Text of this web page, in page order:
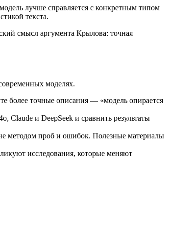
лучше справляется с конкретным типом
текста.
смысл аргумента Крылова: точная
моделях.
более точные описания — «модель опирается
Claude и DeepSeek и сравнить результаты —
методом проб и ошибок. Полезные материалы
исследования, которые меняют